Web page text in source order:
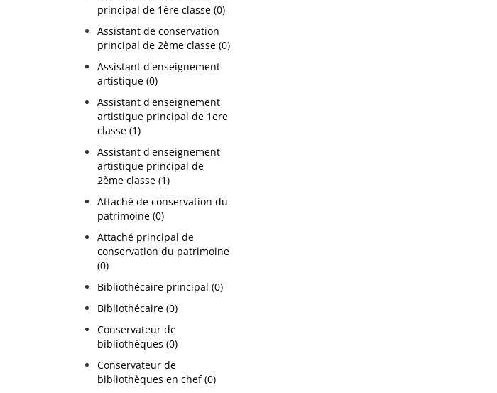
principal de 1ère classe (0)
Assistant de conservation
principal de 2ème classe (0)
Assistant d'enseignement
artistique (0)
Assistant d'enseignement
artistique principal de 1ere
classe (1)
Assistant d'enseignement
artistique principal de
2ème classe (1)
Attaché de conservation du
patrimoine (0)
Attaché principal de
conservation du patrimoine
(0)
Bibliothécaire principal (0)
Bibliothécaire (0)
Conservateur de
bibliothèques (0)
Conservateur de
bibliothèques en chef (0)